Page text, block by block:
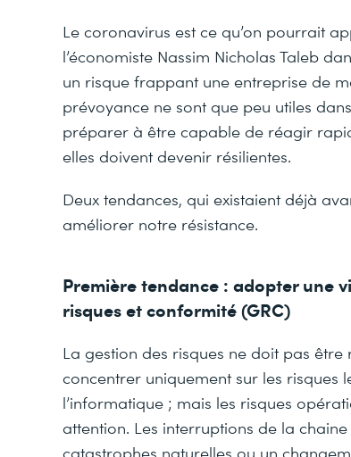
Le coronavirus est ce qu’on pourrait
l’économiste Nassim Nicholas Taleb
un risque frappant une entreprise de
prévoyance ne sont que peu utiles
préparer à être capable de réagir
elles doivent devenir résilientes.
Deux tendances, qui existaient déjà
améliorer notre résistance.
Première tendance : adopter une
risques et conformité (GRC)
La gestion des risques ne doit pas être
concentrer uniquement sur les risques
l’informatique ; mais les risques
attention. Les interruptions de la
catastrophes naturelles ou un